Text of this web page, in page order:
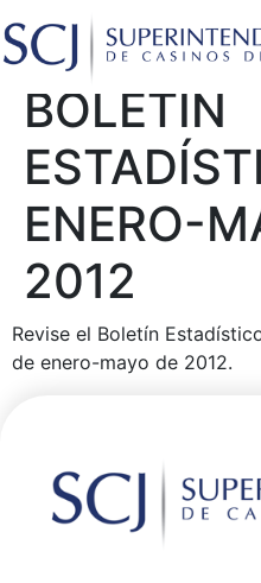
BOLETÍN
ENERO-
2012
Revise el Boletín
de enero-mayo de 2012.